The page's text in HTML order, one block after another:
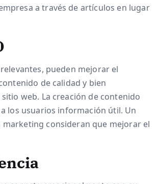
a través de artículos en lugar
pueden mejorar el
de calidad y bien
web. La creación de contenido
los usuarios información útil. Un
marketing consideran que mejorar el